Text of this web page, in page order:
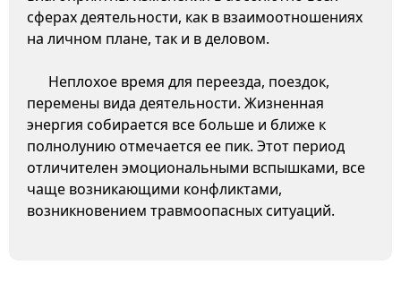
сферах деятельности, как в взаимоотношениях
на личном плане, так и в деловом.
Неплохое время для переезда, поездок,
перемены вида деятельности. Жизненная
энергия собирается все больше и ближе к
полнолунию отмечается ее пик. Этот период
отличителен эмоциональными вспышками, все
чаще возникающими конфликтами,
возникновением травмоопасных ситуаций.